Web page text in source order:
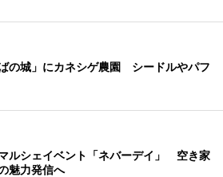
の城」にカネシゲ農園 シードルやパフ
ルシェイベント「ネバーデイ」 空き家
魅力発信へ